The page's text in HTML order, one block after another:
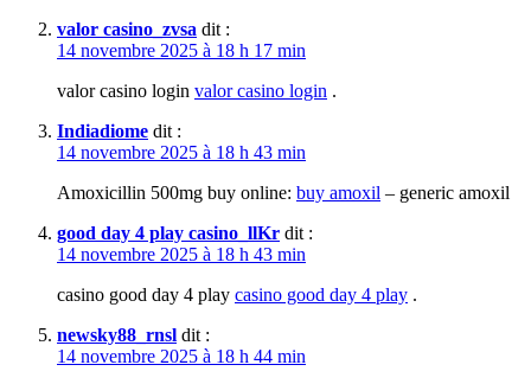
valor casino_zvsa dit :
14 novembre 2025 à 18 h 17 min
valor casino login valor casino login .
Indiadiome dit :
14 novembre 2025 à 18 h 43 min
Amoxicillin 500mg buy online: buy amoxil – generic amoxil
good day 4 play casino_llKr dit :
14 novembre 2025 à 18 h 43 min
casino good day 4 play casino good day 4 play .
newsky88_rnsl dit :
14 novembre 2025 à 18 h 44 min